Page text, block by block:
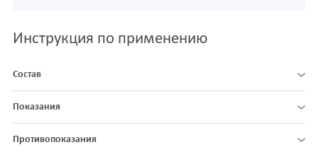
Инструкция по применению
Состав
Показания
Противопоказания